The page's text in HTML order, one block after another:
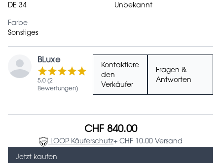
DE 34
Unbekannt
Farbe
Sonstiges
BLuxe
5.0 (2
Bewertungen)
Kontaktiere
den
Verkäufer
Fragen &
Antworten
CHF 840.00
LOOP Käuferschutz+ CHF 10.00 Versand
Jetzt kaufen